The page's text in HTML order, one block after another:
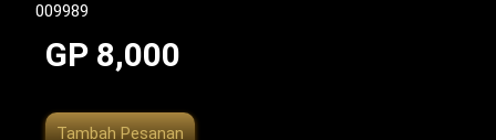
009989
GP 8,000
Tambah Pesanan